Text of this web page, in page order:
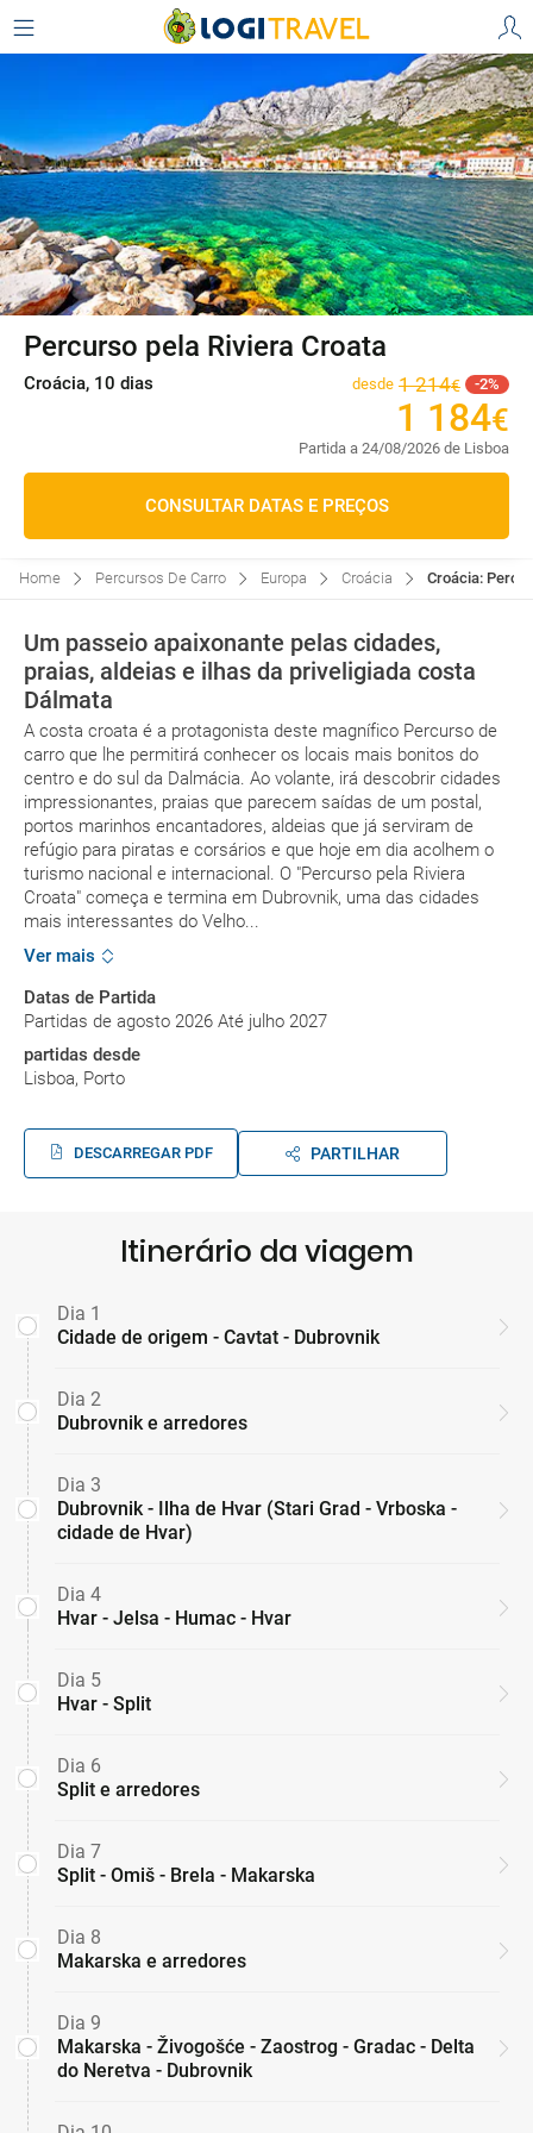
Percurso pela Riviera Croata
Croácia, 10 dias desde 1 214€ 2
1 184€
Partida a 24/08/2026 de Lisboa
CONSULTAR DATAS E PREÇOS
Home Percursos De Carro Europa Croácia Croácia:
Um passeio apaixonante pelas cidades,
praias, aldeias e ilhas da priveligiada costa
Dálmata
A costa croata é a protagonista deste magnífico Percurso de
carro que lhe permitirá conhecer os locais mais bonitos do
centro e do sul da Dalmácia. Ao volante, irá descobrir cidades
impressionantes, praias que parecem saídas de um postal,
portos marinhos encantadores, aldeias que já serviram de
refúgio para piratas e corsários e que hoje em dia acolhem o
turismo nacional e internacional. O "Percurso pela Riviera
Croata" começa e termina em Dubrovnik, uma das cidades
mais interessantes do Velho...
Ver mais
Datas de Partida
Partidas de agosto 2026 Até julho 2027
partidas desde
Lisboa, Porto
DESCARREGAR PDF PARTILHAR
Itinerário da viagem
Dia 1
Cidade de origem - Cavtat - Dubrovnik
Dia 2
Dubrovnik e arredores
Dia 3
Dubrovnik - Ilha de Hvar (Stari Grad - Vrboska -
cidade de Hvar)
Dia 4
Hvar - Jelsa - Humac - Hvar
Dia 5
Hvar - Split
Dia 6
Split e arredores
Dia 7
Split - Omiš - Brela - Makarska
Dia 8
Makarska e arredores
Dia 9
Makarska - Živogošće - Zaostrog - Gradac - Delta
do Neretva - Dubrovnik